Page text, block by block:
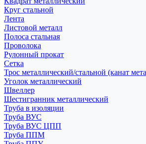
Круг стальной
Лента
Листовой металл
Полоса стальная
Проволока
Рулонный прокат
Сетка
Трос металлический/стальной (канат
Уголок металлический
Швеллер
Шестигранник металлический
Труба в изоляции
Труба ВУС
Труба ВУС ЦПП
Труба ППМ